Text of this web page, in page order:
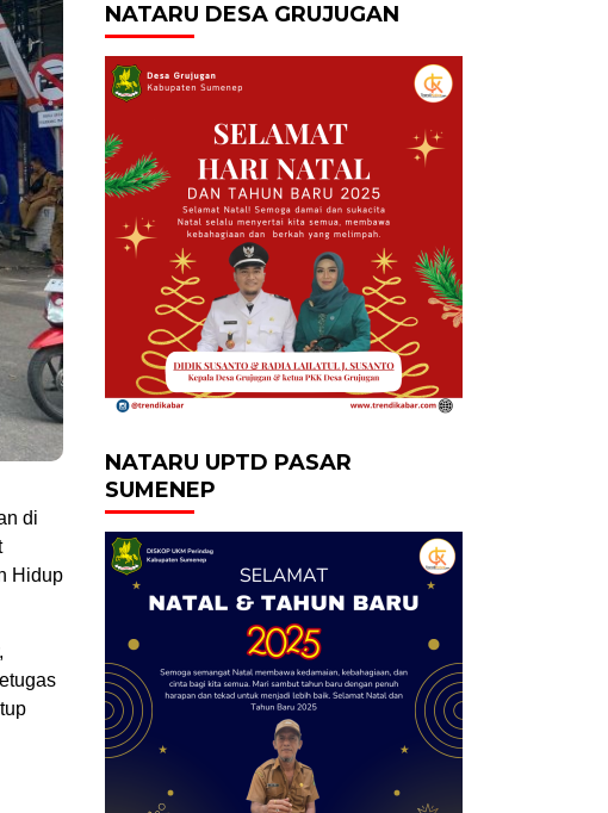
di
Hidup
NATARU DESA GRUJUGAN
NATARU UPTD PASAR
SUMENEP